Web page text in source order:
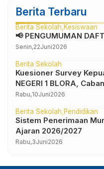
Berita Terbaru
Berita Sekolah Kesiswaan
📢 PENGUMUMAN
Senin,22Juni2026
Berita Sekolah
Kuesioner Survey
NEGERI 1 BLORA,
IV
Rabu,10Juni2026
Berita Sekolah Pendidikan
Sistem Penerimaan
Ajaran 2026/2027
Rabu,3Juni2026